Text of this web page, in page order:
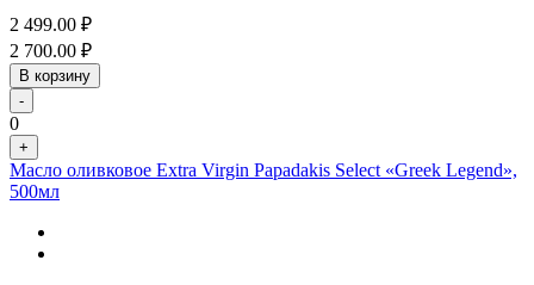
2 499.00 ₽
2 700.00 ₽
В корзину
-
0
+
Масло оливковое Extra Virgin Papadakis Select «Greek Legend»,
500мл